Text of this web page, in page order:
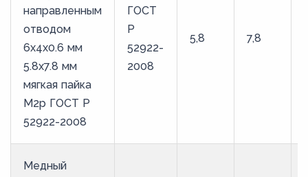
направленным
отводом
6х4х0.6 мм
5.8х7.8 мм
мягкая пайка
М2р ГОСТ Р
52922-2008
ГОСТ
Р
52922-
2008
5,8 7,8
Медный